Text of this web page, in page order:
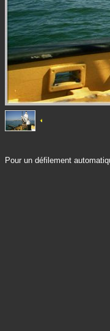
Pour un défilement